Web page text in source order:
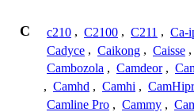
C c210 , C2100 , C211 , Ca-
Cadyce , Caikong , Caisse ,
Cambozola , Camdeor ,
, Camhd , Camhi ,
Camline Pro , Cammy ,